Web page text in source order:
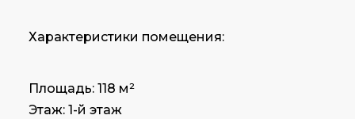
Характеристики помещения:
Площадь: 118 м²
Этаж: 1-й этаж